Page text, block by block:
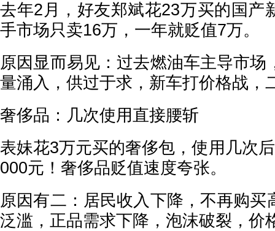
去年2月，好友郑斌花23万买的国产
手市场只卖16万，一年就贬值7万。
原因显而易见：过去燃油车主导市场
量涌入，供过于求，新车打价格战，
奢侈品：几次使用直接腰斩
表妹花3万元买的奢侈包，使用几次
000元！奢侈品贬值速度夸张。
原因有二：居民收入下降，不再购买
泛滥，正品需求下降，泡沫破裂，价